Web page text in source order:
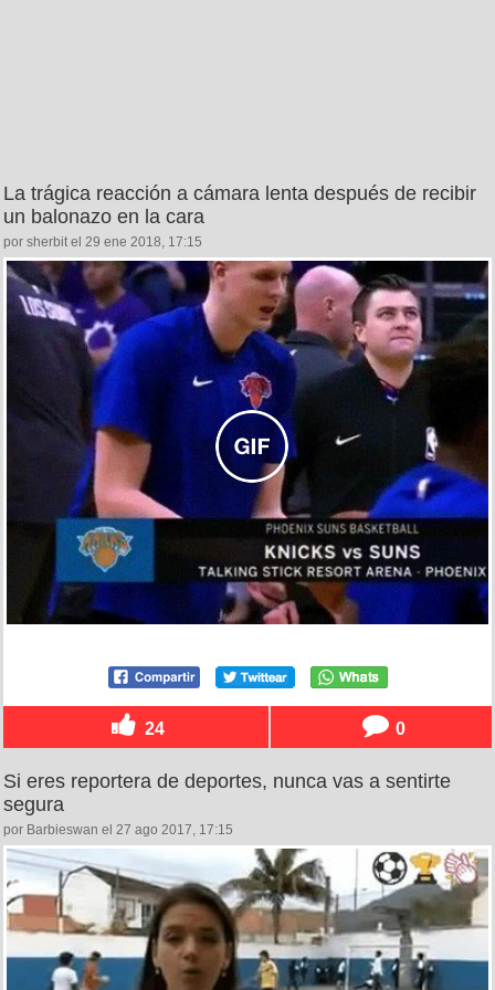
La trágica reacción a cámara lenta después de recibir
un balonazo en la cara
por sherbit el 29 ene 2018, 17:15
24 0
Si eres reportera de deportes, nunca vas a sentirte
segura
por Barbieswan el 27 ago 2017, 17:15